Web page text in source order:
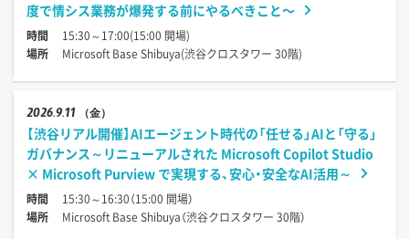
度で情シス業務が爆発する前にやるべきこと〜
時間
15:30～17:00(15:00 開場)
場所
Microsoft Base Shibuya(渋谷クロスタワー 30階)
20269.11 （金）
【渋谷リアル開催】AIエージェント時代の「任せる」AIと「守る」
ガバナンス～リニューアルされた Microsoft Copilot Studio
× Microsoft Purview で実現する、安心・安全なAI活用～
時間
15:30～16:30（15:00 開場）
場所
Microsoft Base Shibuya（渋谷クロスタワー 30階）